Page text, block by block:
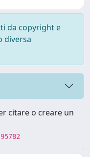
da copyright e
diversa
citare o creare un